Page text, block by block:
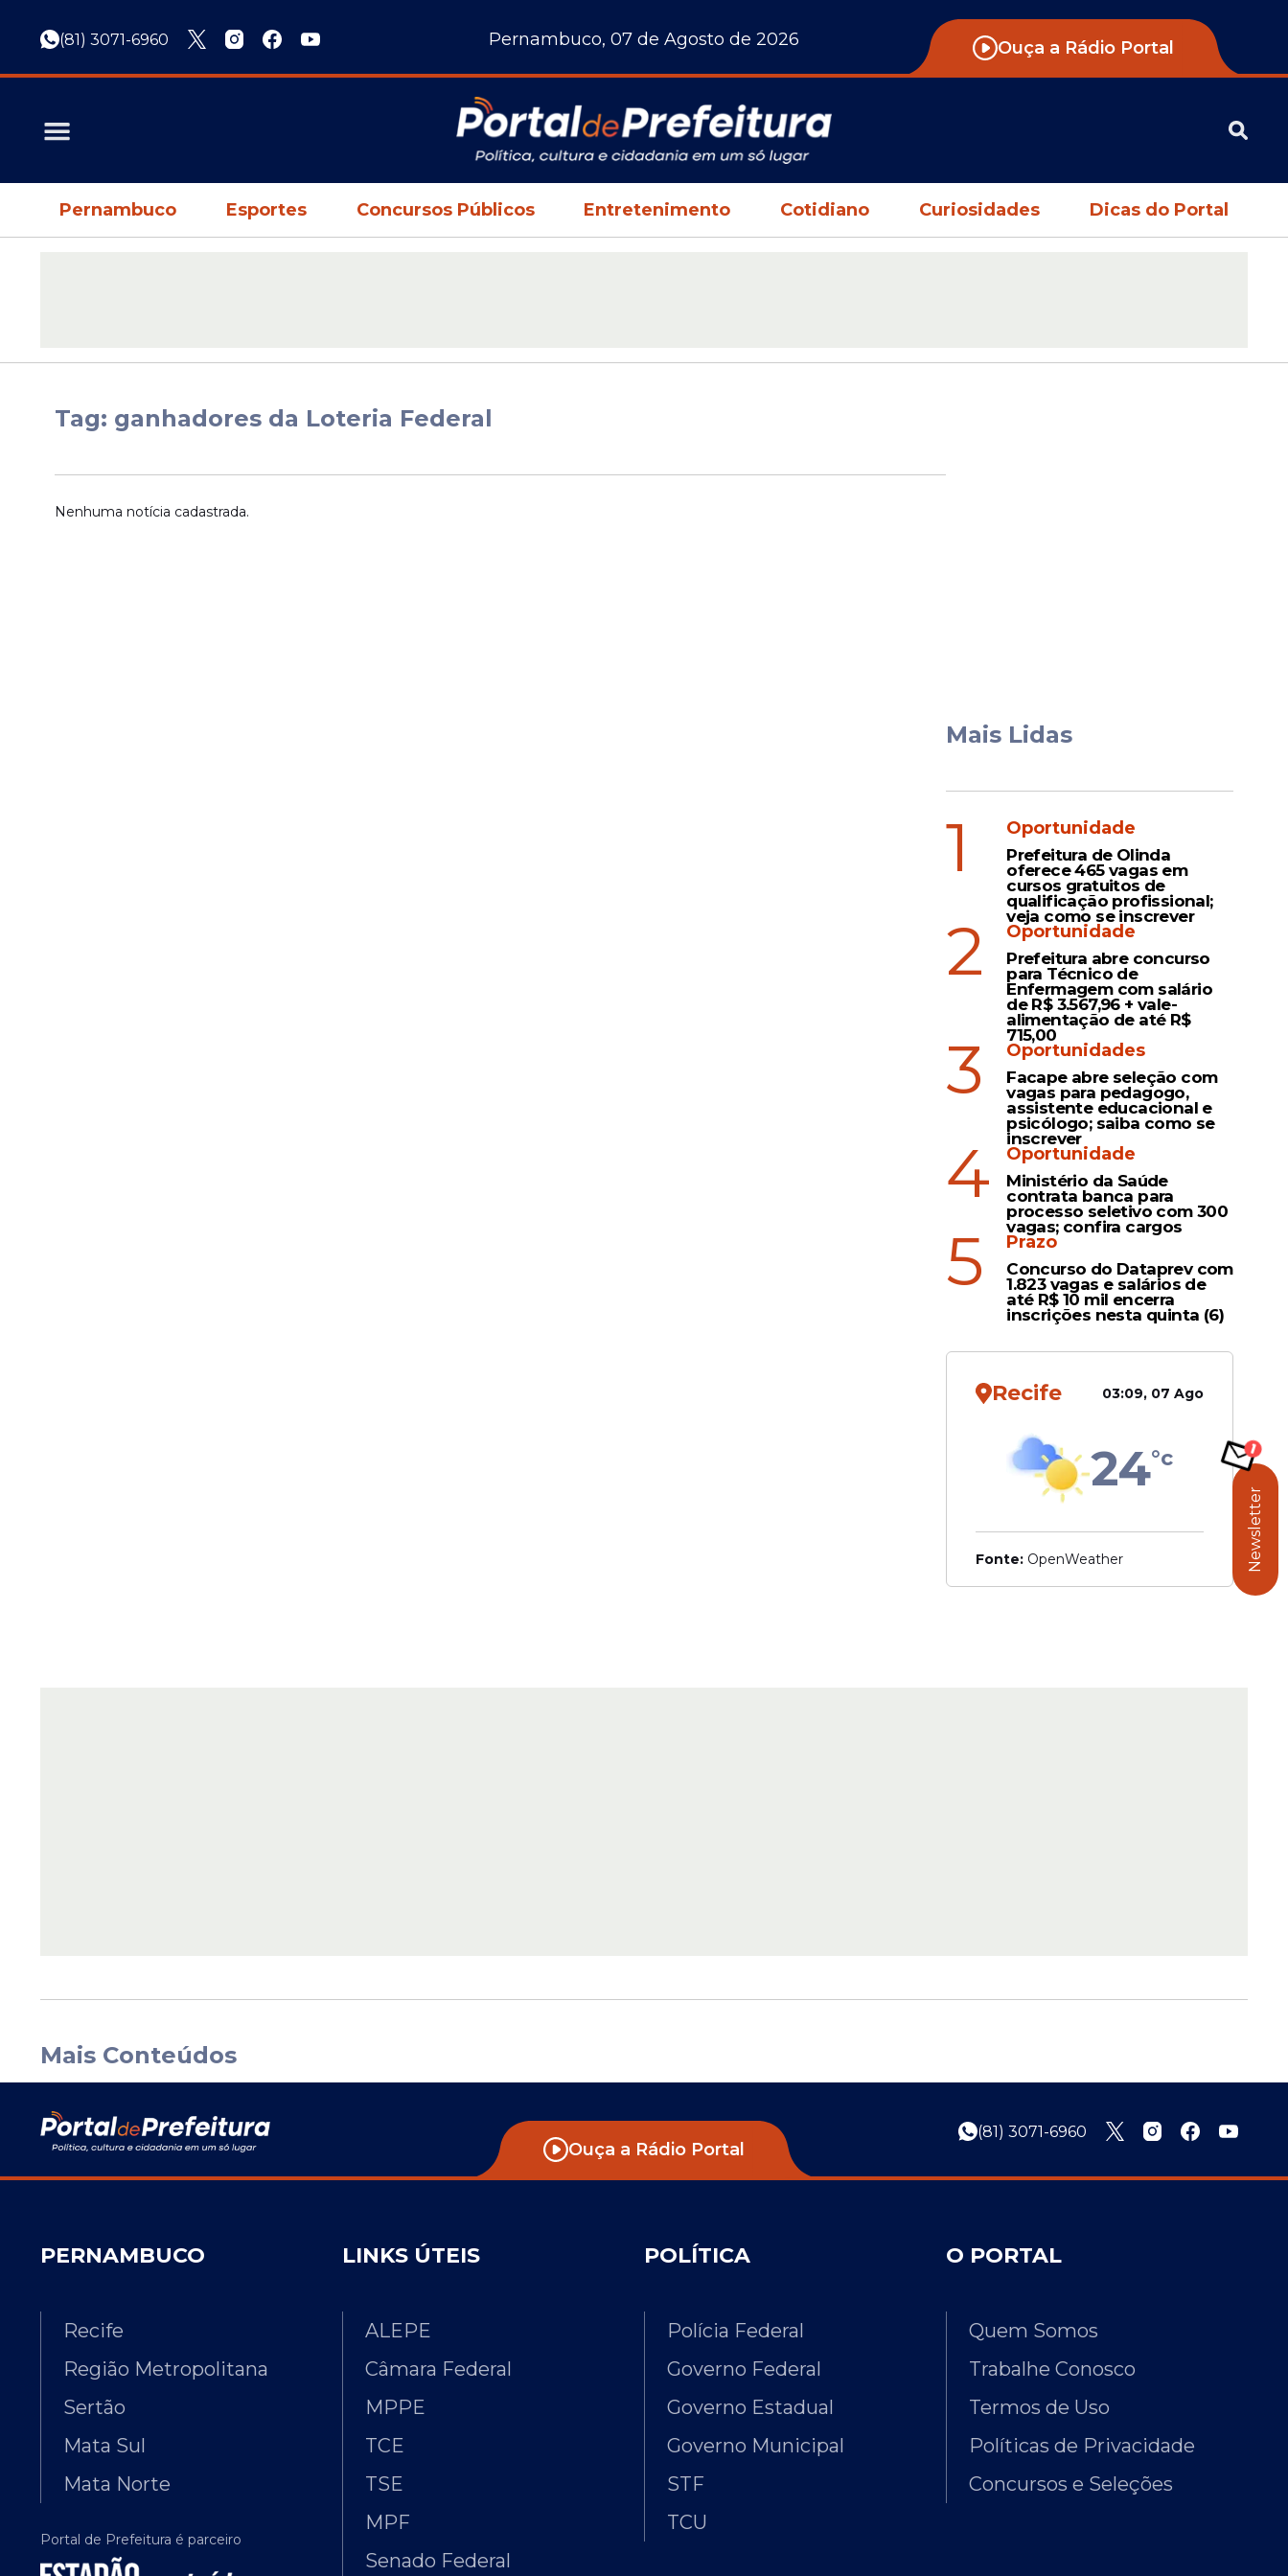
(81) 3071-6960 Pernambuco, 07 de Agosto de 2026 Ouça a Rádio Portal
Pernambuco Esportes Concursos Públicos Entretenimento Cotidiano Curiosidades Dicas do Portal
Tag: ganhadores da Loteria Federal
Nenhuma notícia cadastrada.
Mais Lidas
1 Oportunidade
Prefeitura de Olinda
oferece 465 vagas em
cursos gratuitos de
qualificação profissional;
veja como se inscrever
2 Oportunidade
Prefeitura abre concurso
para Técnico de
Enfermagem com salário
de R$ 3.567,96 + vale-
alimentação de até R$
715,00
3 Oportunidades
Facape abre seleção com
vagas para pedagogo,
assistente educacional e
psicólogo; saiba como se
inscrever
4 Oportunidade
Ministério da Saúde
contrata banca para
processo seletivo com 300
vagas; confira cargos
5 Prazo
Concurso do Dataprev com
1.823 vagas e salários de
até R$ 10 mil encerra
inscrições nesta quinta (6)
Recife 03:09, 07 Ago
24°c
Fonte: OpenWeather
Mais Conteúdos
Ouça a Rádio Portal
(81) 3071-6960
PERNAMBUCO
Recife
Região Metropolitana
Sertão
Mata Sul
Mata Norte
Portal de Prefeitura é parceiro
LINKS ÚTEIS
ALEPE
Câmara Federal
MPPE
TCE
TSE
MPF
Senado Federal
POLÍTICA
Polícia Federal
Governo Federal
Governo Estadual
Governo Municipal
STF
TCU
O PORTAL
Quem Somos
Trabalhe Conosco
Termos de Uso
Políticas de Privacidade
Concursos e Seleções
Newsletter